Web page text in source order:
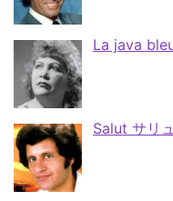
La java
Salut サリュ